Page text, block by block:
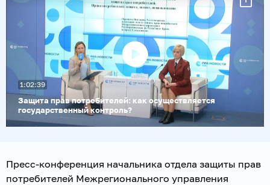
Воспроизвести
видео
Защита прав потребителей: как осуществляется
государственный контроль?
1:02:39
Пресс-конференция начальника отдела защиты прав
потребителей Межрегионального управления